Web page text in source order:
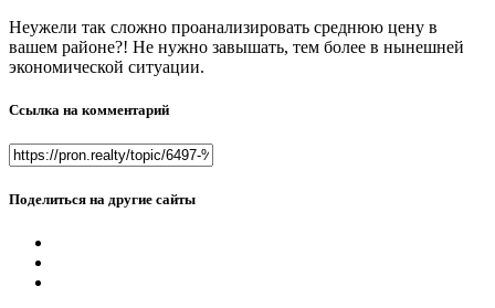
Неужели так сложно проанализировать среднюю цену в
вашем районе?! Не нужно завышать, тем более в нынешней
экономической ситуации.
Ссылка на комментарий
Поделиться на другие сайты